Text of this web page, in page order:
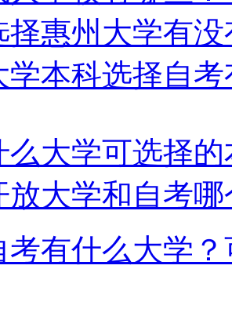
择惠州大学有
学本科选择自
么大学可选择
放大学和自考
考有什么大学